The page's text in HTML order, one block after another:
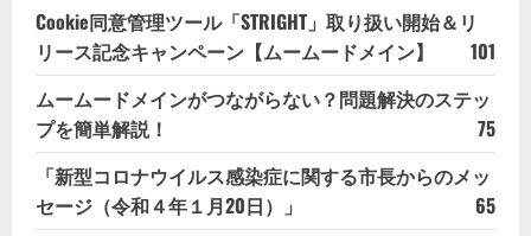
Cookie同意管理ツール「STRIGHT」取り扱い開始＆リ
リース記念キャンペーン【ムームードメイン】
101
ムームードメインがつながらない？問題解決のステッ
プを簡単解説！
75
「新型コロナウイルス感染症に関する市長からのメッ
セージ（令和４年１月20日）」
65